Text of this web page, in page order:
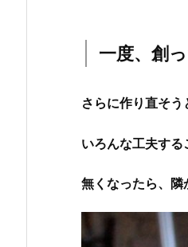
一度、創
さらに作り直そう
いろんな工夫する
無くなったら、隣